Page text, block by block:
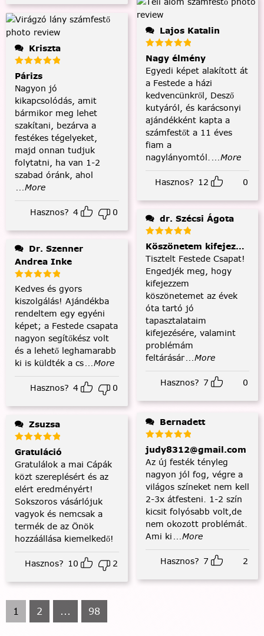
Kriszta
Párizs
Nagyon jó
kikapcsolódás, amit
bármikor meg lehet
szakítani, bezárva a
festékes tégelyeket,
majd onnan tudjuk
folytatni, ha van 1-2
szabad óránk, ahol
...More
Hasznos? 4 0
Andrea Inke
Kedves és gyors
kiszolgálás! Ajándékba
rendeltem egy egyéni
képet; a Festede csapata
nagyon segítőkész volt
és a lehető leghamarabb
ki is küldték a cs...More
Hasznos? 4 0
Zsuzsa
Gratuláció
Gratulálok a mai Cápák
közt szereplésért és az
elért eredményért!
Sokszoros vásárlójuk
vagyok és nemcsak a
termék de az Önök
hozzáállása kiemelkedő!
Hasznos? 10 2
Lajos Katalin
Nagy élmény
Egyedi képet alakított át
a Festede a házi
kedvencünkről, Desző
kutyáról, és karácsonyi
ajándékként kapta a
számfestőt a 11 éves
fiam a
nagylányomtól. ...More
Hasznos? 12 0
dr. Szécsi Ágota
Köszönetem kifejezése
Tisztelt Festede Csapat!
Engedjék meg, hogy
kifejezzem
köszönetemet az évek
óta tartó jó
tapasztalataim
kifejezésére, valamint
problémám
feltárásár...More
Hasznos? 7 0
Bernadett
judy8312@gmail.com
Az új festék tényleg
nagyon jól fog, végre a
világos színeket nem kell
2-3x átfesteni. 1-2 szín
kicsit folyósabb volt,de
nem okozott problémát.
Ami ki ...More
Hasznos? 7 2
1 2 ... 98